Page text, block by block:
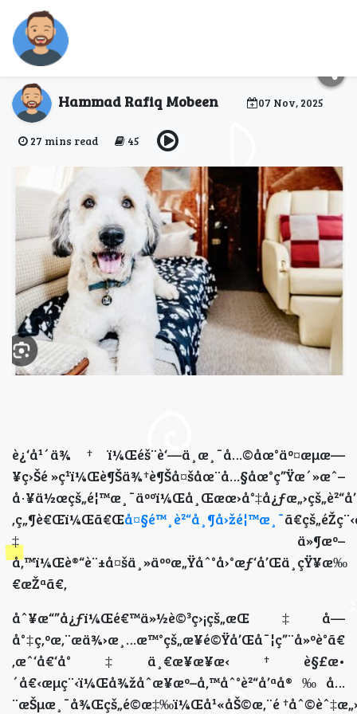
大陸貓帶回香港：2024
Hammad Rafiq Mobeen 07 Nov, 2025
27 mins read 45
è¿‘å¹´ä¾†ï¼Œéš¨è‘—ä¸­æ¸¯å…©åœ°äº¤æµæ—
¥ç›Šé »ç¹ï¼Œè¶Šä¾†è¶Šå¤šåœ¨å…§åœ°ç”Ÿæ´»æˆ–
‚ç„¶è€Œï¼Œã€Œå¤§é™¸è²“å¸¶å›žé¦™æ¸¯
‡ä»¶æº–
å‚™ï¼Œè®“è¨±å¤šä¸»äººæ„Ÿåˆ°å›°æƒ‘å’Œä¸çŸ¥æ‰
€æŽªã€‚
åˆ¥æ“”å¿ƒï¼Œé€™ä»½è©³ç›¡çš„æŒ‡å—
å°‡ç‚ºæ‚¨æä¾›æ¸…æ™°çš„æ­¥é©Ÿå’Œå¯¦ç”¨å»ºè­°ã€
‚æˆ‘å€‘å°‡ä¸€æ­¥æ­¥æ‹†è§£æ•
´å€‹æµç¨‹ï¼Œå¾žåˆæ­¥æº–å‚™åˆ°è²“å’ªå®‰å…
¨æŠµæ¸¯å¾Œçš„é©æ‡‰ï¼Œå¹«åŠ©æ‚¨é